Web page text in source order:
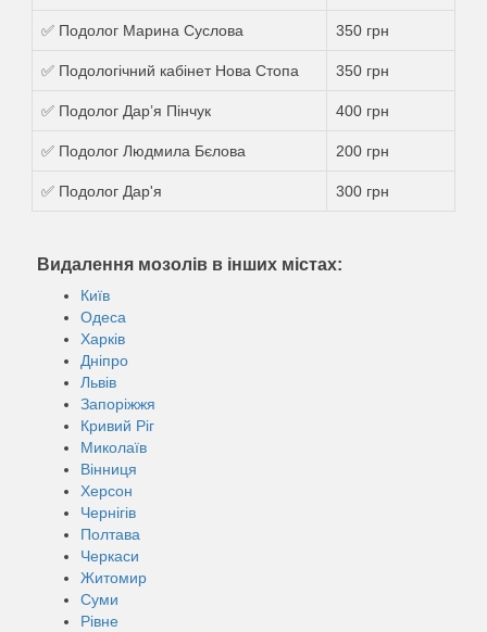
✅ Подолог Марина Суслова 350 грн
✅ Подологічний кабінет Нова Стопа 350 грн
✅ Подолог Дарʼя Пінчук 400 грн
✅ Подолог Людмила Бєлова 200 грн
✅ Подолог Дар'я 300 грн
Видалення мозолів в інших містах:
Київ
Одеса
Харків
Дніпро
Львів
Запоріжжя
Кривий Ріг
Миколаїв
Вінниця
Херсон
Чернігів
Полтава
Черкаси
Житомир
Суми
Рівне